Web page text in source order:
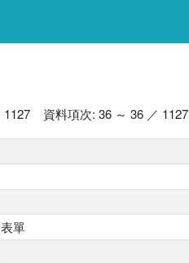
1127 資料項次: 36 ～ 36 ／ 1127
單